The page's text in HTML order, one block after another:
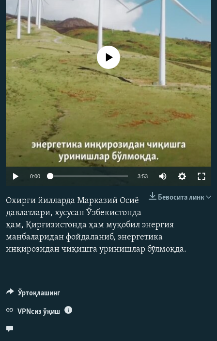
Айни дамда медиа-манба мавжуд эмас
0:00 3:53
480p
Бевосита линк
Охирги йилларда Марказий Осиё
давлатлари, хусусан Ўзбекистонда
ҳам, Қирғизистонда ҳам муқобил энергия
манбаларидан фойдаланиб, энергетика
инқирозидан чиқишга уринишлар бўлмоқда.
Ўртоқлашинг
VPNсиз ўқиш